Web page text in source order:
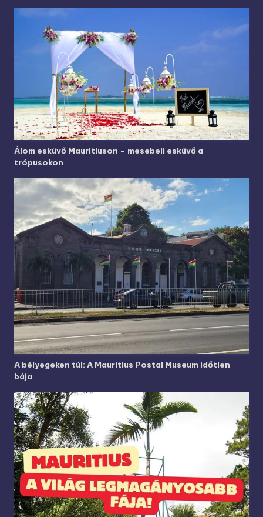
Álom esküvő Mauritiuson – mesebeli esküvő a
trópusokon
A bélyegeken túl: A Mauritius Postal Museum időtlen
bája